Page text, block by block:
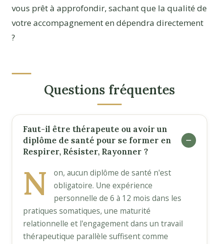
vous prêt à approfondir, sachant que la qualité de
votre accompagnement en dépendra directement
?
Questions fréquentes
Faut-il être thérapeute ou avoir un
diplôme de santé pour se former en
Respirer, Résister, Rayonner ?
N
on, aucun diplôme de santé n'est
obligatoire. Une expérience
personnelle de 6 à 12 mois dans les
pratiques somatiques, une maturité
relationnelle et l'engagement dans un travail
thérapeutique parallèle suffisent comme